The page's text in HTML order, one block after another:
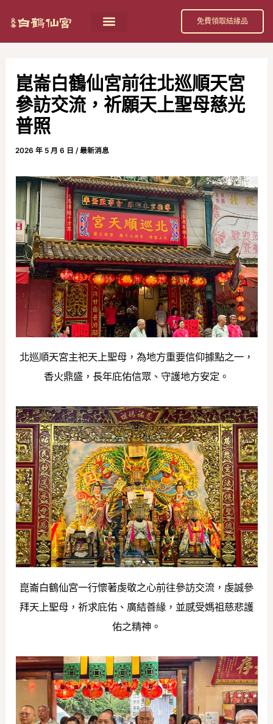
免費領取結緣品
崑崙白鶴仙宮前往北巡順天宮
參訪交流，祈願天上聖母慈光
普照
2026 年 5 月 6 日/最新消息
北巡順天宮主祀天上聖母，為地方重要信仰據點之一，
香火鼎盛，長年庇佑信眾、守護地方安定。
崑崙白鶴仙宮一行懷著虔敬之心前往參訪交流，虔誠參
拜天上聖母，祈求庇佑、廣結善緣，並感受媽祖慈悲護
佑之精神。
navigation